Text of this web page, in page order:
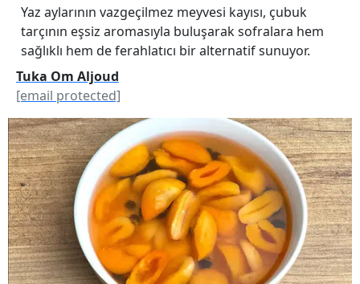
Yaz aylarının vazgeçilmez meyvesi kayısı, çubuk
tarçının eşsiz aromasıyla buluşarak sofralara hem
sağlıklı hem de ferahlatıcı bir alternatif sunuyor.
Tuka Om Aljoud
[email protected]